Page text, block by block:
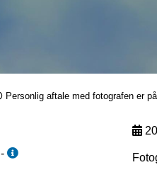
Personlig aftale med fotografen er
-